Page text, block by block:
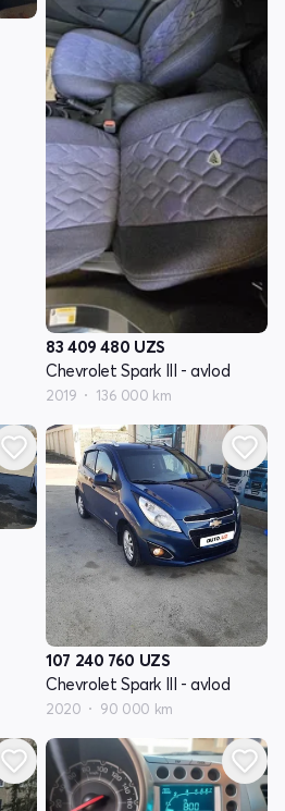
83 409 480 UZS
Chevrolet Spark III - avlod
2019 136 000 km
107 240 760 UZS
Chevrolet Spark III - avlod
2020 90 000 km